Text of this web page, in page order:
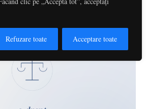
Refuzare toate Acceptare toate